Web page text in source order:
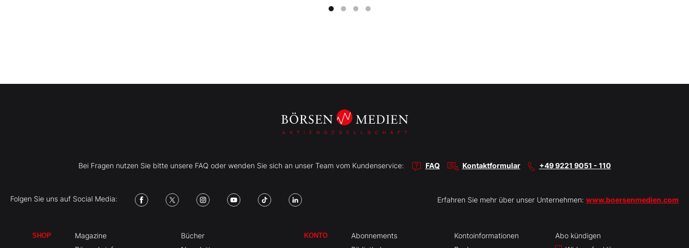
Bei Fragen nutzen Sie bitte unsere FAQ oder wenden Sie sich an unser Team vom Kundenservice: FAQ Kontaktformular +49 9221 9051 - 110
Folgen Sie uns auf Social Media: Erfahren Sie mehr über unser Unternehmen: www.boersenmedien.com
SHOP
Magazine
Bücher
KONTO
Abonnements
Kontoinformationen
Abo kündigen